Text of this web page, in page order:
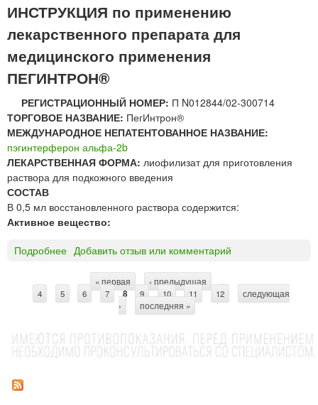
д
е
н
и
я
"
Н
И
И
Э
М
и
.
Н
Ф
Г
е
н
т
р
ф
р
о
н
а
л
ь
а
-
ИНСТРУКЦИЯ по применению
лекарственного препарата для
медицинского применения
ПЕГИНТРОН®
РЕГИСТРАЦИОННЫЙ НОМЕР: П N012844/02-300714
ТОРГОВОЕ НАЗВАНИЕ: ПегИнтрон®
МЕЖДУНАРОДНОЕ НЕПАТЕНТОВАННОЕ НАЗВАНИЕ:
пэгинтерферон альфа-2b
ЛЕКАРСТВЕННАЯ ФОРМА: лиофилизат для приготовления
раствора для подкожного введения
СОСТАВ
В 0,5 мл восстановленного раствора содержится:
Активное вещество:
Подробнее
Р
Добавить отзыв или комментарий
р
а
н
« первая ‹ предыдущая
…
4
5 6 7 8 9 10 11 12
следующая
›
последняя »